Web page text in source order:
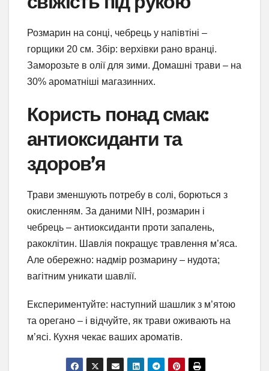
Розмарин на сонці, чебрець у напівтіні –
горщики 20 см. Збір: верхівки рано вранці.
Заморозьте в олії для зими. Домашні трави – на
30% ароматніші магазинних.
Користь понад смак:
антиоксиданти та
здоров’я
Трави зменшують потребу в солі, борються з
окисленням. За даними NIH, розмарин і
чебрець – антиоксиданти проти запалень,
ракоклітин. Шавлія покращує травлення м’яса.
Але обережно: надмір розмарину – нудота;
вагітним уникати шавлії.
Експериментуйте: наступний шашлик з м’ятою
та орегано – і відчуйте, як трави оживають на
м’ясі. Кухня чекає ваших ароматів.